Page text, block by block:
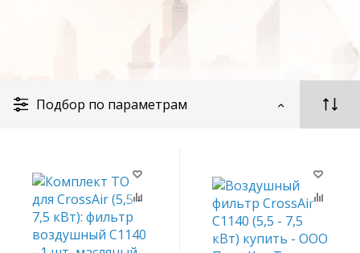
Подбор по параметрам